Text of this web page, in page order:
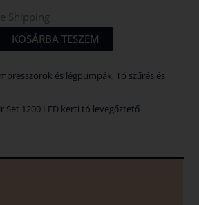
Shipping
KOSÁRBA TESZEM
és légpumpák,Tó szűrés és
Set 1200 LED kerti tó levegőztető